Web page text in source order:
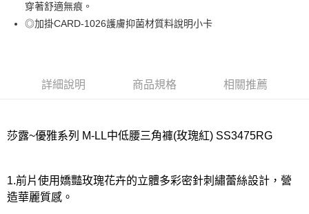
7-11取貨付款
每筆NT$80，滿NT$1,000(含以上)免運費
離島
付款後門市自取
穿著舒適無痕。
◎加掛CARD-1026護膚抑菌材質料說明小卡
詳細說明 商品規格 相關推薦
莎露~優雅系列 M-LL中低腰三角褲(玫瑰紅) SS3475RG
1.前片使用嬌豔玫瑰花卉的立體多彩密針刺繡蕾絲設計，營
造華麗質感。